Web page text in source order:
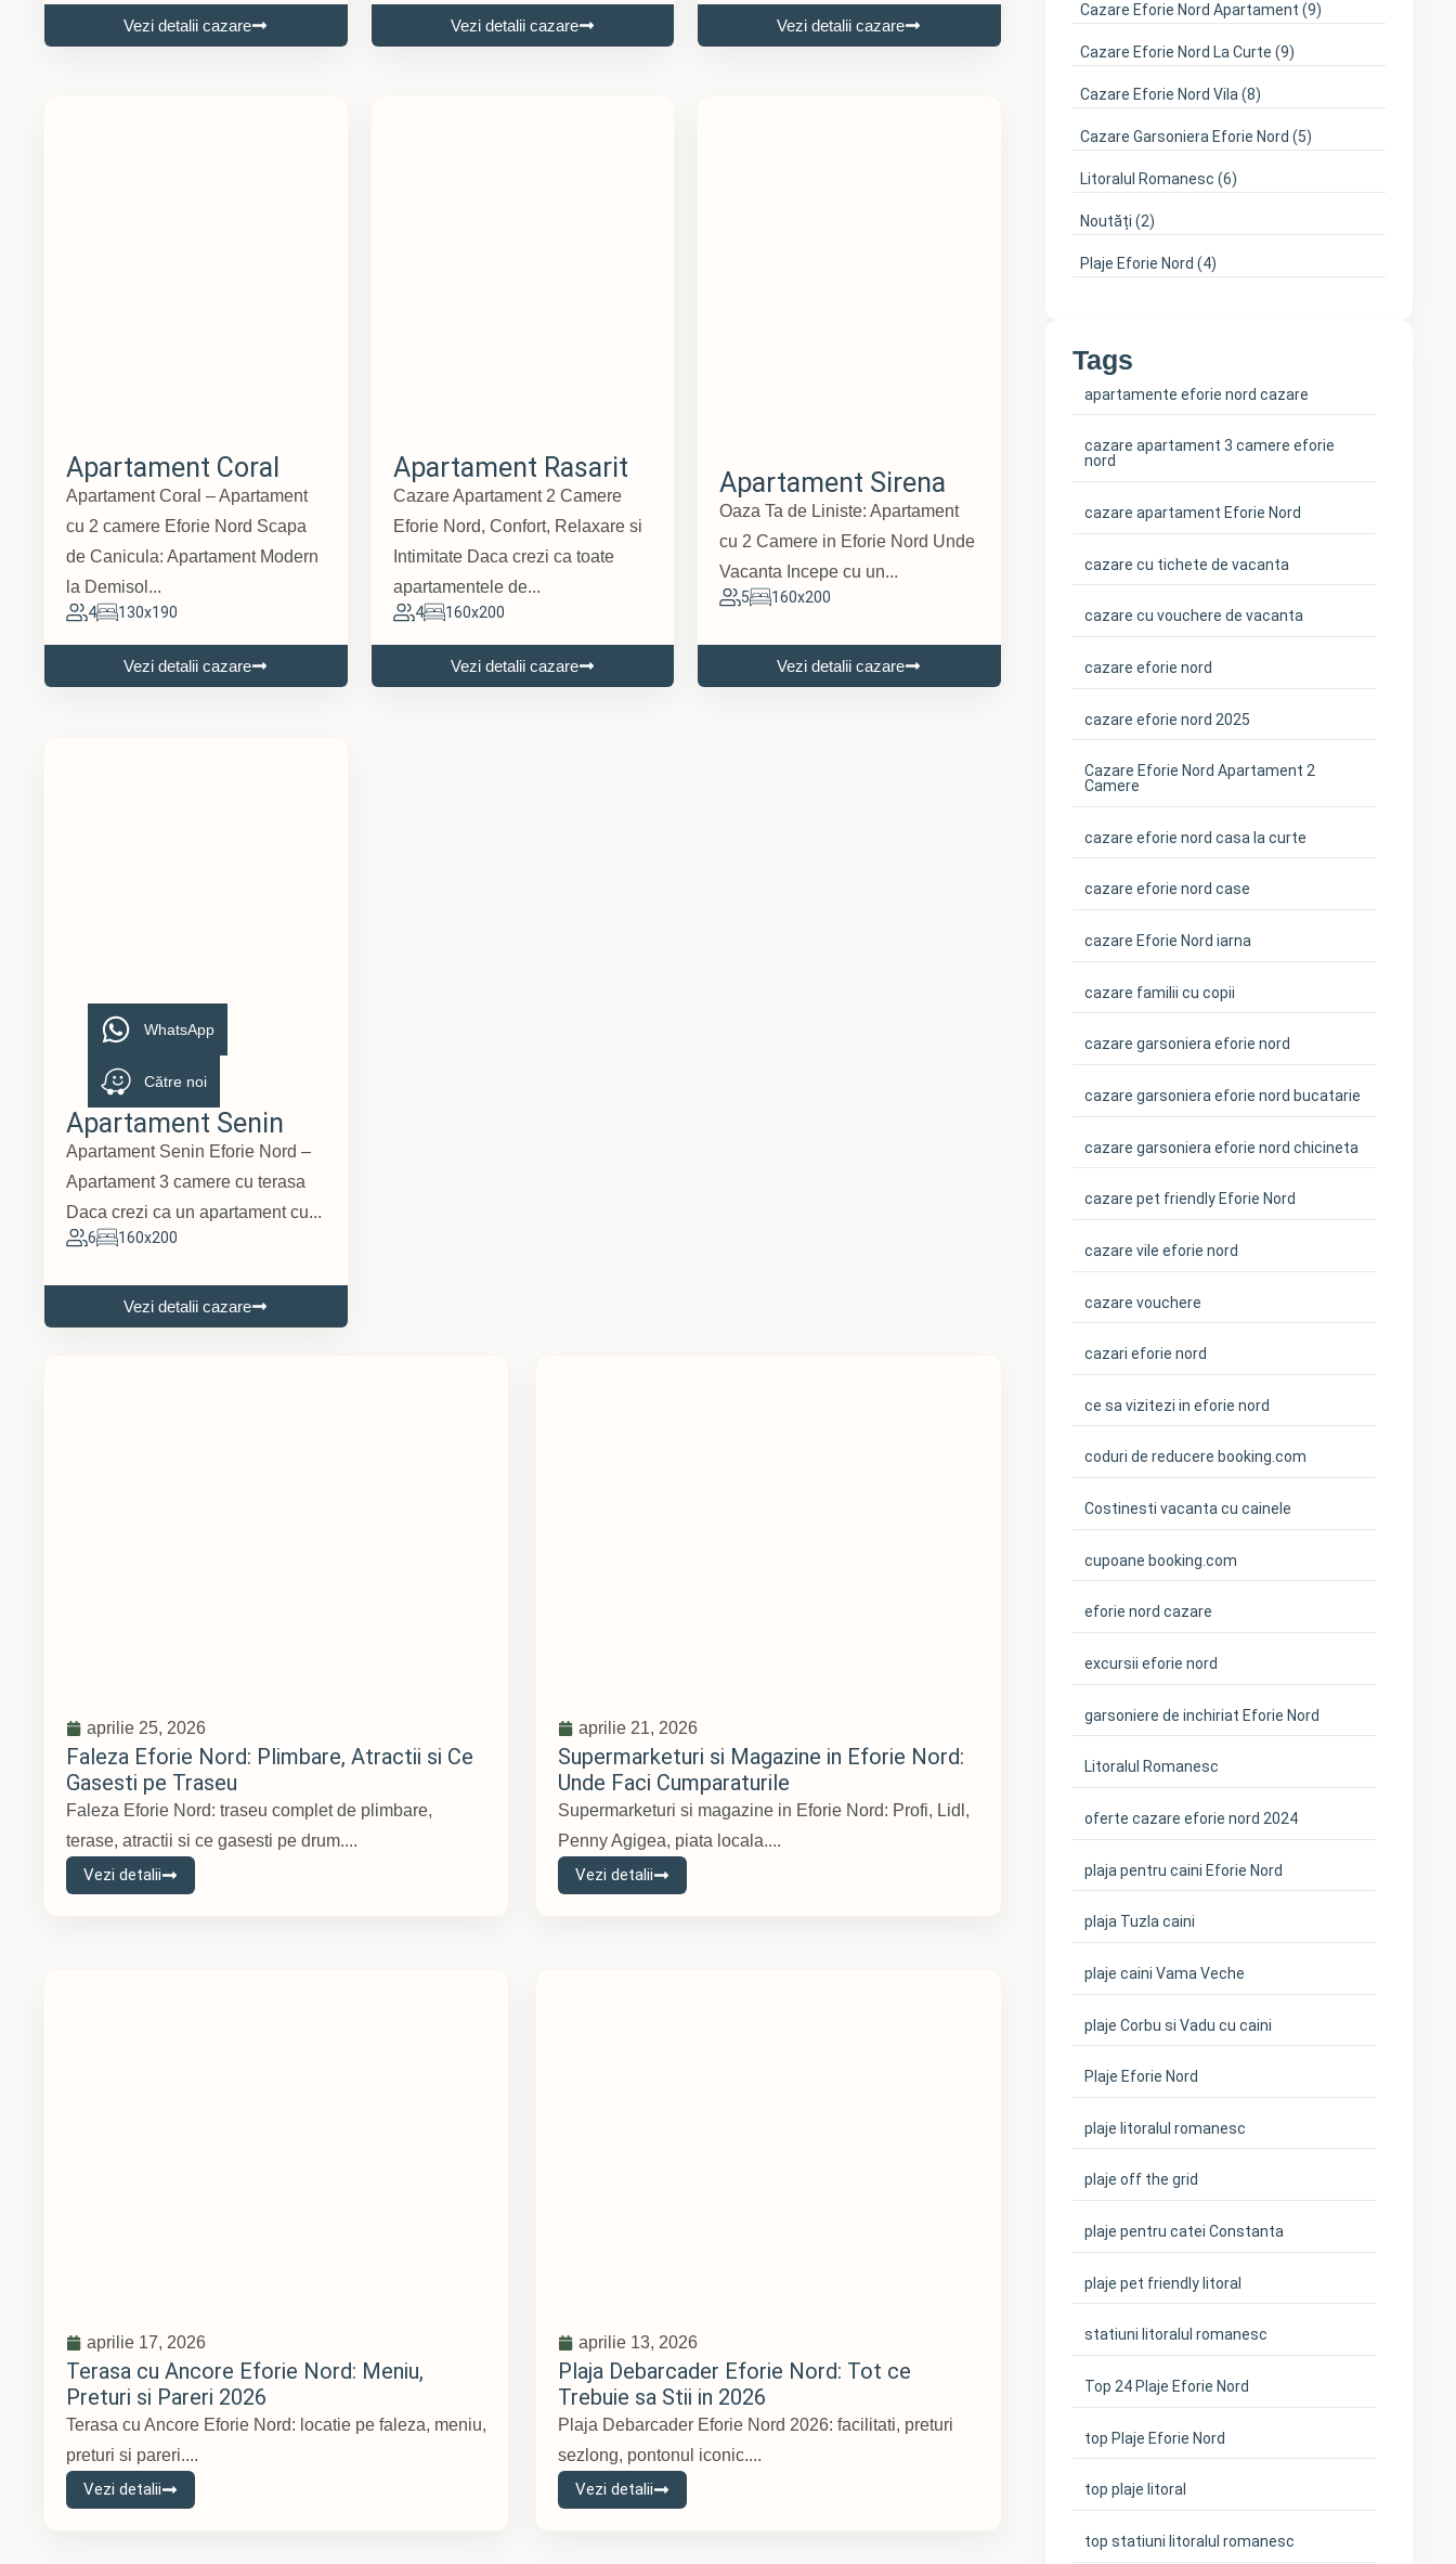
Vezi detalii cazare Vezi detalii cazare Vezi detalii cazare
Apartament Coral
Apartament Coral – Apartament
cu 2 camere Eforie Nord Scapa
de Canicula: Apartament Modern
la Demisol...
4 130x190
Vezi detalii cazare
Apartament Rasarit
Cazare Apartament 2 Camere
Eforie Nord, Confort, Relaxare si
Intimitate Daca crezi ca toate
apartamentele de...
4 160x200
Vezi detalii cazare
Apartament Sirena
Oaza Ta de Liniste: Apartament
cu 2 Camere in Eforie Nord Unde
Vacanta Incepe cu un...
5 160x200
Vezi detalii cazare
Apartament Senin
Apartament Senin Eforie Nord –
Apartament 3 camere cu terasa
Daca crezi ca un apartament cu...
6 160x200
Vezi detalii cazare
aprilie 25, 2026
Faleza Eforie Nord: Plimbare, Atractii si Ce
Gasesti pe Traseu
Faleza Eforie Nord: traseu complet de plimbare,
terase, atractii si ce gasesti pe drum....
Vezi detalii
aprilie 21, 2026
Supermarketuri si Magazine in Eforie Nord:
Unde Faci Cumparaturile
Supermarketuri si magazine in Eforie Nord: Profi, Lidl,
Penny Agigea, piata locala....
Vezi detalii
aprilie 17, 2026
Terasa cu Ancore Eforie Nord: Meniu,
Preturi si Pareri 2026
Terasa cu Ancore Eforie Nord: locatie pe faleza, meniu,
preturi si pareri....
Vezi detalii
aprilie 13, 2026
Plaja Debarcader Eforie Nord: Tot ce
Trebuie sa Stii in 2026
Plaja Debarcader Eforie Nord 2026: facilitati, preturi
sezlong, pontonul iconic....
Vezi detalii
Cazare Eforie Nord Apartament (9)
Cazare Eforie Nord La Curte (9)
Cazare Eforie Nord Vila (8)
Cazare Garsoniera Eforie Nord (5)
Litoralul Romanesc (6)
Noutăți (2)
Plaje Eforie Nord (4)
Tags
apartamente eforie nord cazare
cazare apartament 3 camere eforie
nord
cazare apartament Eforie Nord
cazare cu tichete de vacanta
cazare cu vouchere de vacanta
cazare eforie nord
cazare eforie nord 2025
Cazare Eforie Nord Apartament 2
Camere
cazare eforie nord casa la curte
cazare eforie nord case
cazare Eforie Nord iarna
cazare familii cu copii
cazare garsoniera eforie nord
cazare garsoniera eforie nord bucatarie
cazare garsoniera eforie nord chicineta
cazare pet friendly Eforie Nord
cazare vile eforie nord
cazare vouchere
cazari eforie nord
ce sa vizitezi in eforie nord
coduri de reducere booking.com
Costinesti vacanta cu cainele
cupoane booking.com
eforie nord cazare
excursii eforie nord
garsoniere de inchiriat Eforie Nord
Litoralul Romanesc
oferte cazare eforie nord 2024
plaja pentru caini Eforie Nord
plaja Tuzla caini
plaje caini Vama Veche
plaje Corbu si Vadu cu caini
Plaje Eforie Nord
plaje litoralul romanesc
plaje off the grid
plaje pentru catei Constanta
plaje pet friendly litoral
statiuni litoralul romanesc
Top 24 Plaje Eforie Nord
top Plaje Eforie Nord
top plaje litoral
top statiuni litoralul romanesc
WhatsApp
Către noi